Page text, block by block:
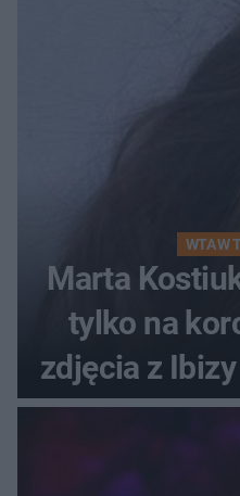
WTA W
Marta
tylko na
zdjęcia z